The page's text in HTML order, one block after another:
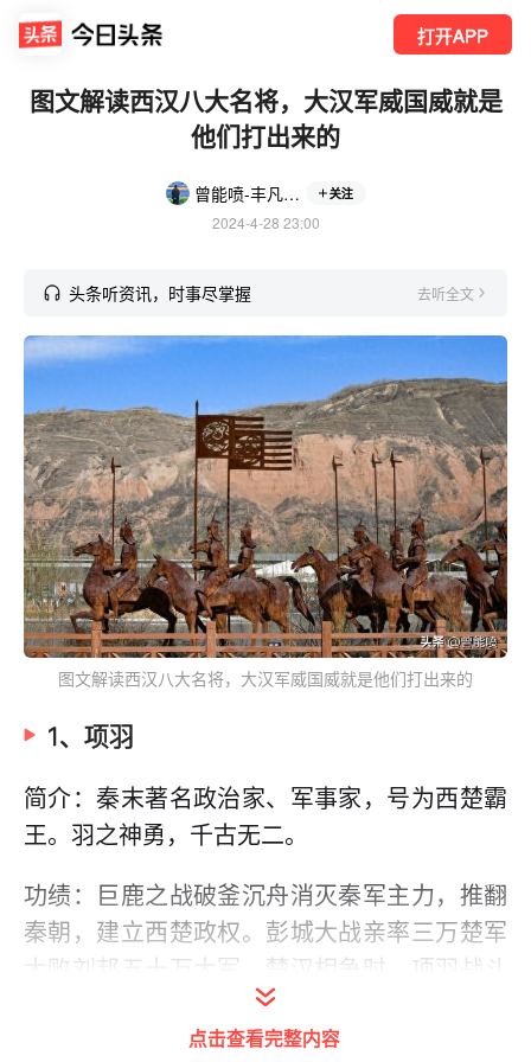
打开APP
图文解读西汉八大名将，大汉军威国威就是
他们打出来的
曾能喷-丰凡文化-芒果标识工厂 关注
2024-4-28 23:00
头条听资讯，时事尽掌握 去听全文
图文解读西汉八大名将，大汉军威国威就是他们打出来的
1、项羽
简介：秦末著名政治家、军事家，号为西楚霸
王。羽之神勇，千古无二。
功绩：巨鹿之战破釜沉舟消灭秦军主力，推翻
秦朝，建立西楚政权。彭城大战亲率三万楚军
大败刘邦五十万大军。楚汉相争时，项羽战斗
力是最为强悍的，楚军经常能够以以少胜多。
点击查看完整内容